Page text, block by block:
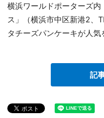
横浜ワールドポーターズ
ス」（横浜市中区新港2、
タチーズパンケーキが人気
記